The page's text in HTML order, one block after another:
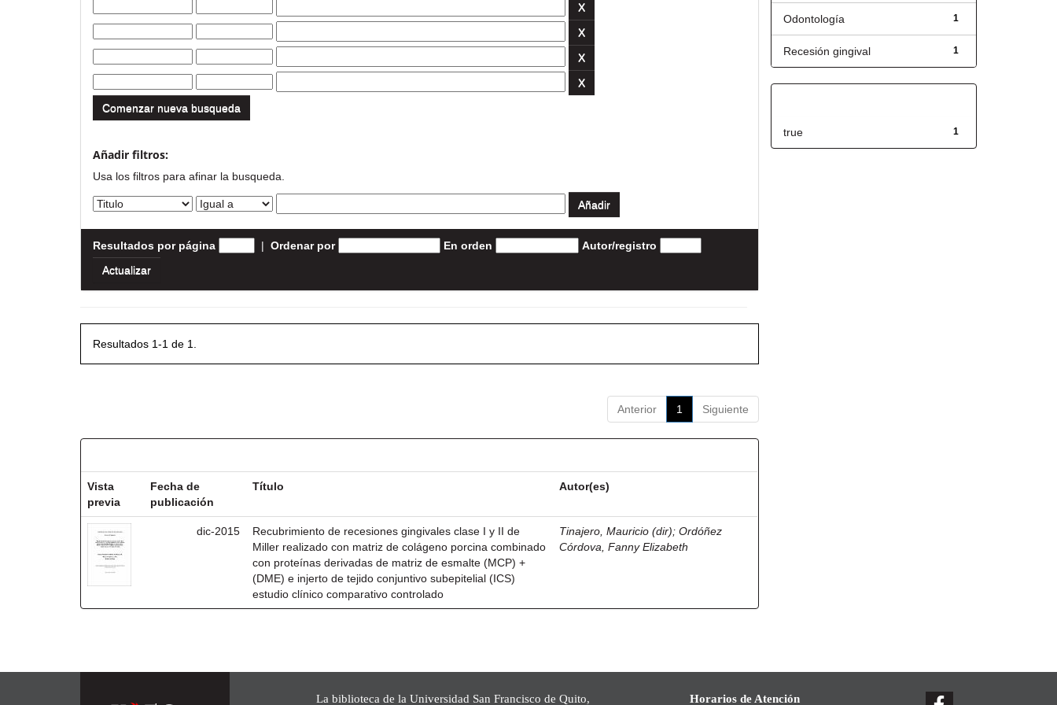
Comenzar nueva busqueda
Añadir filtros:
Usa los filtros para afinar la busqueda.
Resultados por página | Ordenar por En orden Autor/registro
Resultados 1-1 de 1.
Anterior 1 Siguiente
Vista
previa
Fecha de
publicación
Título Autor(es)
dic-2015
Recubrimiento de recesiones gingivales clase I y II de
Miller realizado con matriz de colágeno porcina combinado
con proteínas derivadas de matriz de esmalte (MCP) +
(DME) e injerto de tejido conjuntivo subepitelial (ICS)
estudio clínico comparativo controlado
Tinajero, Mauricio (dir);Ordóñez
Córdova, Fanny Elizabeth
1
Odontología
1
Recesión gingival
1
true
La biblioteca de la Universidad San Francisco de Quito, Horarios de Atención